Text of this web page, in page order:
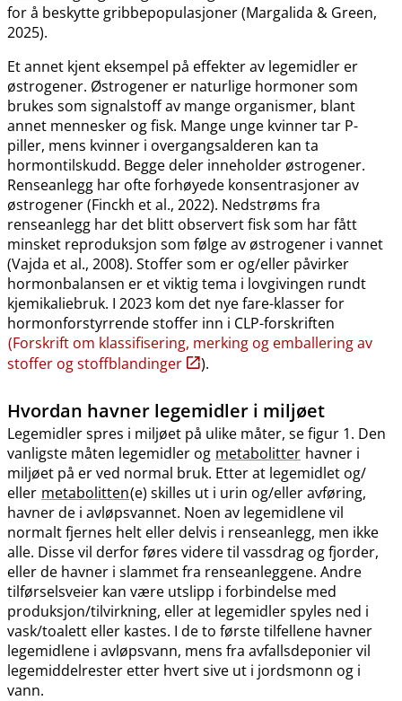
for å beskytte gribbepopulasjoner (Margalida & Green,
2025).
Et annet kjent eksempel på effekter av legemidler er
østrogener. Østrogener er naturlige hormoner som
brukes som signalstoff av mange organismer, blant
annet mennesker og fisk. Mange unge kvinner tar P-
piller, mens kvinner i overgangsalderen kan ta
hormontilskudd. Begge deler inneholder østrogener.
Renseanlegg har ofte forhøyede konsentrasjoner av
østrogener (Finckh et al., 2022). Nedstrøms fra
renseanlegg har det blitt observert fisk som har fått
minsket reproduksjon som følge av østrogener i vannet
(Vajda et al., 2008). Stoffer som er og​/​eller påvirker
hormonbalansen er et viktig tema i lovgivingen rundt
kjemikaliebruk. I 2023 kom det nye fare-klasser for
hormonforstyrrende stoffer inn i CLP-forskriften
(Forskrift om klassifisering, merking og emballering av
stoffer og stoffblandinger
).
Hvordan havner legemidler i miljøet
Legemidler spres i miljøet på ulike måter, se figur 1. Den
vanligste måten legemidler og metabolitter havner i
miljøet på er ved normal bruk. Etter at legemidlet og​/​
eller metabolitten(e) skilles ut i urin og​/​eller avføring,
havner de i avløpsvannet. Noen av legemidlene vil
normalt fjernes helt eller delvis i renseanlegg, men ikke
alle. Disse vil derfor føres videre til vassdrag og fjorder,
eller de havner i slammet fra renseanleggene. Andre
tilførselsveier kan være utslipp i forbindelse med
produksjon​/​tilvirkning, eller at legemidler spyles ned i
vask​/​toalett eller kastes. I de to første tilfellene havner
legemidlene i avløpsvann, mens fra avfallsdeponier vil
legemiddelrester etter hvert sive ut i jordsmonn og i
vann.